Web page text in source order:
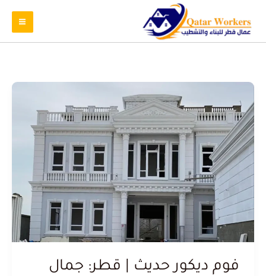
فوم ديكور حديث | قطر: جمال